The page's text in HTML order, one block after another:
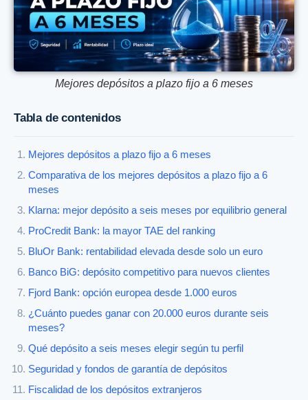
Mejores depósitos a plazo fijo a 6 meses
Tabla de contenidos
Mejores depósitos a plazo fijo a 6 meses
Comparativa de los mejores depósitos a plazo fijo a 6
meses
Klarna: mejor depósito a seis meses por equilibrio general
ProCredit Bank: la mayor TAE del ranking
BluOr Bank: rentabilidad elevada desde solo un euro
Banco BiG: depósito competitivo para nuevos clientes
Fjord Bank: opción europea desde 1.000 euros
¿Cuánto puedes ganar con 20.000 euros durante seis
meses?
Qué depósito a seis meses elegir según tu perfil
Seguridad y fondos de garantía de depósitos
Fiscalidad de los depósitos extranjeros